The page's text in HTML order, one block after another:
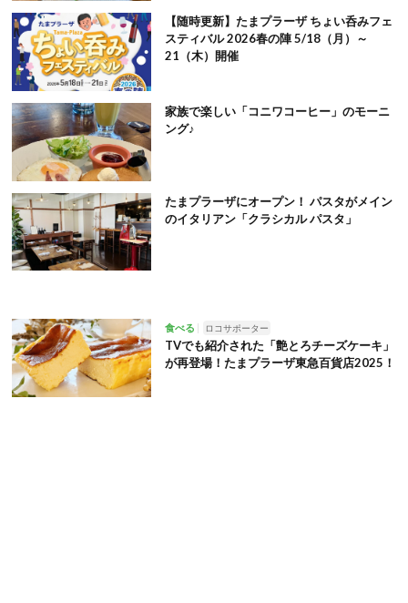
【随時更新】たまプラーザ ちょい呑みフェ
スティバル 2026春の陣 5/18（月）～
21（木）開催
家族で楽しい「コニワコーヒー」のモーニ
ング♪
たまプラーザにオープン！ パスタがメイン
のイタリアン「クラシカル パスタ」
食べる ロコサポーター
TVでも紹介された「艶とろチーズケーキ」
が再登場！たまプラーザ東急百貨店2025！